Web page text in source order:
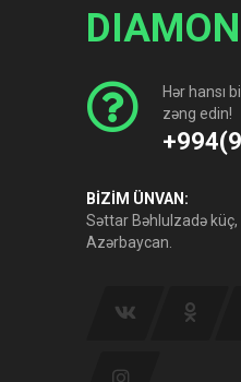
Hər hansı
zəng edin!
BİZİM ÜNVAN:
Səttar Bəhlulzadə küç,
Azərbaycan.